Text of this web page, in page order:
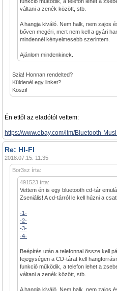
váltani a zenék között, stb.
A hangja kiváló. Nem halk, nem zajos
bőven megéri, mert nem kell a gyári
mindennél kényelmesebb szerintem.
Ajánlom mindenkinek.
Szia! Honnan rendelted?
Küldenél egy linket?
Köszi!
Én ettől az eladótól vettem:
https://www.ebay.com/itm/Bluetooth-
Re: HI-FI
2018.07.15. 11:35
Bor3sz írta:
491523 írta:
Vettem én is egy bluetooth cd-tár
Zseniális! A cd-tárról le kell húzni a
-1-
-2-
-3-
-4-
Beépítés után a telefonnal össze kell
fejegységen a CD-tárat kell
funkció működik, a telefon lehet a
váltani a zenék között, stb.
A hangja kiváló. Nem halk, nem zajos